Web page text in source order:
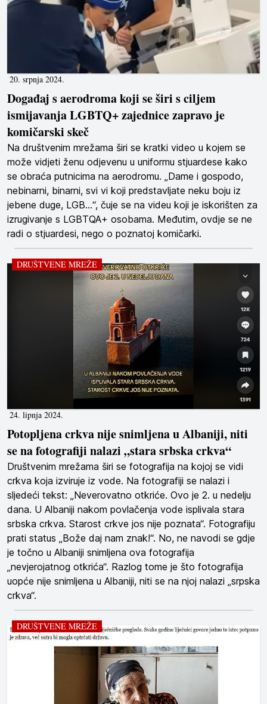
20. srpnja 2024.
Događaj s aerodroma koji se širi s ciljem
ismijavanja LGBTQ+ zajednice zapravo je
komičarski skeč
Na društvenim mrežama širi se kratki video u kojem se
može vidjeti ženu odjevenu u uniformu stjuardese kako
se obraća putnicima na aerodromu. „Dame i gospodo,
nebinarni, binarni, svi vi koji predstavljate neku boju iz
jebene duge, LGB…“, čuje se na videu koji je iskorišten za
izrugivanje s LGBTQA+ osobama. Međutim, ovdje se ne
radi o stjuardesi, nego o poznatoj komičarki.
24. lipnja 2024.
DRUŠTVENE MREŽE
Potopljena crkva nije snimljena u Albaniji, niti
se na fotografiji nalazi „stara srbska crkva“
Društvenim mrežama širi se fotografija na kojoj se vidi
crkva koja izviruje iz vode. Na fotografiji se nalazi i
sljedeći tekst: „Neverovatno otkriće. Ovo je 2. u nedelju
dana. U Albaniji nakom povlačenja vode isplivala stara
srbska crkva. Starost crkve jos nije poznata“. Fotografiju
prati status „Bože daj nam znak!“. No, ne navodi se gdje
je točno u Albaniji snimljena ova fotografija
„nevjerojatnog otkrića“. Razlog tome je što fotografija
uopće nije snimljena u Albaniji, niti se na njoj nalazi „srpska
crkva“.
DRUŠTVENE MREŽE